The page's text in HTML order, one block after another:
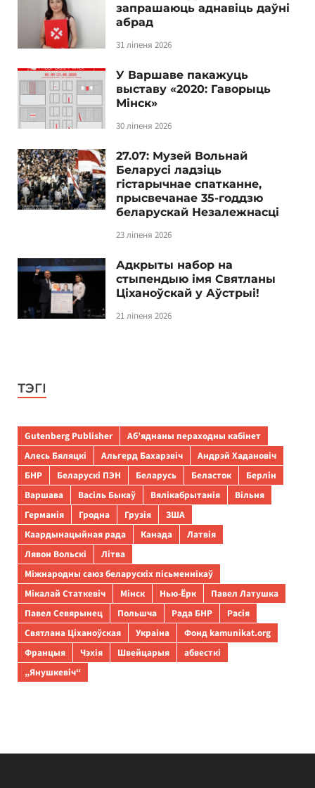
запрашаюць аднавіць даўні
абрад
31 ліпеня 2026
У Варшаве пакажуць
выставу «2020: Гаворыць
Мінск»
30 ліпеня 2026
27.07: Музей Вольнай
Беларусі ладзіць
гістарычнае спатканне,
прысвечанае 35-годдзю
беларускай Незалежнасці
23 ліпеня 2026
Адкрыты набор на
стыпендыю імя Святланы
Ціханоўскай у Аўстрыі!
21 ліпеня 2026
ТЭГІ
Gutenberg Publisher
Аб’яднаны пераходны кабінет
Алесь Бяляцкі
Альгерд Бахарэвіч
Андрэй Хадановіч
БНР
Беларускі ПЭН Беларусь Беласток
Берлін
Варшава
Васіль Быкаў Вялікабрытанія
Вільня
Германія
Гродна Грузія
ЗША
Каардынацыйная рада
Канада
Латвія
Лявон Вольскі
Літва
Міжнародны саюз беларускіх пісьменнікаў
Мікалай Статкевіч
Мінск Нью-Ёрк
Павел Латушка
Павел Севярынец
Польшча Рада БНР
Расія
Святлана Ціханоўская
Украіна
Фонд kamunikat.org
Францыя
Чэхія Швейцарыя
абвесткі
„Янушкевіч“